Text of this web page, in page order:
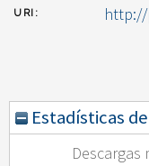
URI: http://
Estadísticas